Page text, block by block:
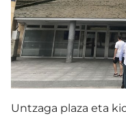
Untzaga plaza eta